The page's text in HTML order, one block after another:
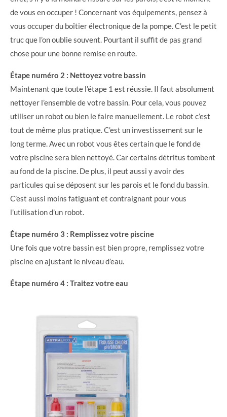
de vous en occuper ! Concernant vos équipements, pensez à
vous occuper du boîtier électronique de la pompe. C’est le petit
truc que l’on oublie souvent. Pourtant il suffit de pas grand
chose pour une bonne remise en route.
Étape numéro 2 : Nettoyez votre bassin
Maintenant que toute l’étape 1 est réussie. Il faut absolument
nettoyer l’ensemble de votre bassin. Pour cela, vous pouvez
utiliser un robot ou bien le faire manuellement. Le robot c’est
tout de même plus pratique. C’est un investissement sur le
long terme. Avec un robot vous êtes certain que le fond de
votre piscine sera bien nettoyé. Car certains détritus tombent
au fond de la piscine. De plus, il peut aussi y avoir des
particules qui se déposent sur les parois et le fond du bassin.
C’est aussi moins fatiguant et contraignant pour vous
l’utilisation d’un robot.
Étape numéro 3 : Remplissez votre piscine
Une fois que votre bassin est bien propre, remplissez votre
piscine en ajustant le niveau d’eau.
Étape numéro 4 : Traitez votre eau